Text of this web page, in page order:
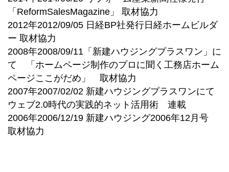
「ReformSalesMagazine」 取材協力
2012年2012/09/05 日経BP社発行日経ホームビルダ
ー 取材協力
2008年2008/09/11「新建ハウジングプラスワン」に
て 「ホームページ制作のプロに聞く工務店ホーム
ページここがだめ」 取材協力
2007年2007/02/02 新建ハウジングプラスワンにて
ウェブ2.0時代の実践的ネット活用術 連載
2006年2006/12/19 新建ハウジング2006年12月号
取材協力